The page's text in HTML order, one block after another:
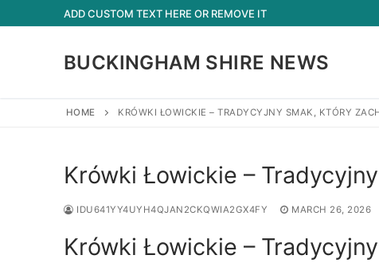
to
ADD CUSTOM TEXT HERE OR REMOVE IT
BUCKINGHAM SHIRE NEWS
HOME KRÓWKI ŁOWICKIE – TRADYCYJNY SMAK, KTÓRY
Krówki Łowickie –
IDU641YY4UYH4QJAN2CKQWIA2GX4FY MARCH 26, 2026
Krówki Łowickie –